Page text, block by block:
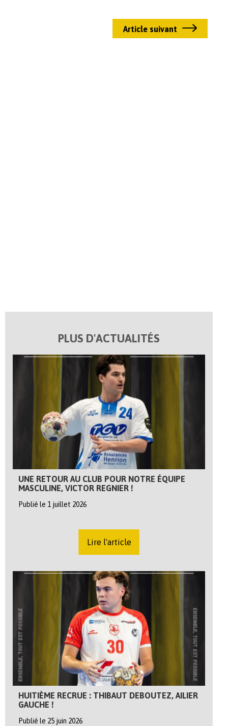
Article suivant
PLUS D'ACTUALITÉS
UNE RETOUR AU CLUB POUR NOTRE ÉQUIPE
MASCULINE, VICTOR REGNIER !
Publié le 1 juillet 2026
Lire l'article
HUITIÈME RECRUE : THIBAUT DEBOUTEZ, AILIER
GAUCHE !
Publié le 25 juin 2026